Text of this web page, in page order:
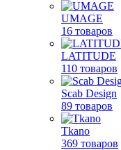
UMAGE
16 товаров
LATITUDE
110 товаров
Scab Design
89 товаров
Tkano
369 товаров